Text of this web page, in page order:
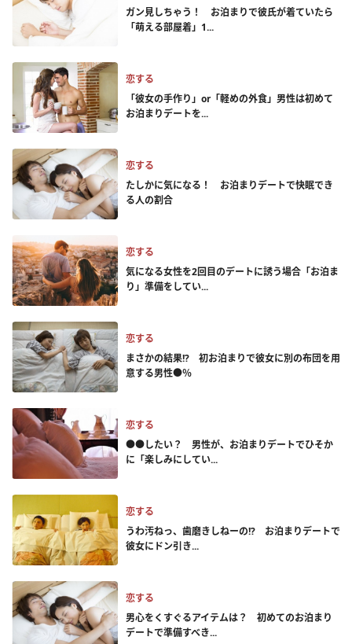
ガン見しちゃう！ お泊まりで彼氏が着ていたら
「萌える部屋着」1...
恋する
「彼女の手作り」or「軽めの外食」男性は初めて
お泊まりデートを...
恋する
たしかに気になる！ お泊まりデートで快眠でき
る人の割合
恋する
気になる女性を2回目のデートに誘う場合「お泊ま
り」準備をしてい...
恋する
まさかの結果!? 初お泊まりで彼女に別の布団を用
意する男性●％
恋する
●●したい？ 男性が、お泊まりデートでひそか
に「楽しみにしてい...
恋する
うわ汚ねっ、歯磨きしねーの!? お泊まりデートで
彼女にドン引き...
恋する
男心をくすぐるアイテムは？ 初めてのお泊まり
デートで準備すべき...